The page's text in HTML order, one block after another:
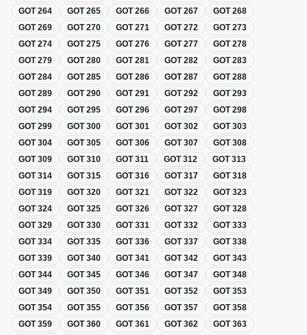
GOT264 GOT265 GOT266 GOT267 GOT268
GOT269 GOT270 GOT271 GOT272 GOT273
GOT274 GOT275 GOT276 GOT277 GOT278
GOT279 GOT280 GOT281 GOT282 GOT283
GOT284 GOT285 GOT286 GOT287 GOT288
GOT289 GOT290 GOT291 GOT292 GOT293
GOT294 GOT295 GOT296 GOT297 GOT298
GOT299 GOT300 GOT301 GOT302 GOT303
GOT304 GOT305 GOT306 GOT307 GOT308
GOT309 GOT310 GOT311 GOT312 GOT313
GOT314 GOT315 GOT316 GOT317 GOT318
GOT319 GOT320 GOT321 GOT322 GOT323
GOT324 GOT325 GOT326 GOT327 GOT328
GOT329 GOT330 GOT331 GOT332 GOT333
GOT334 GOT335 GOT336 GOT337 GOT338
GOT339 GOT340 GOT341 GOT342 GOT343
GOT344 GOT345 GOT346 GOT347 GOT348
GOT349 GOT350 GOT351 GOT352 GOT353
GOT354 GOT355 GOT356 GOT357 GOT358
GOT359 GOT360 GOT361 GOT362 GOT363